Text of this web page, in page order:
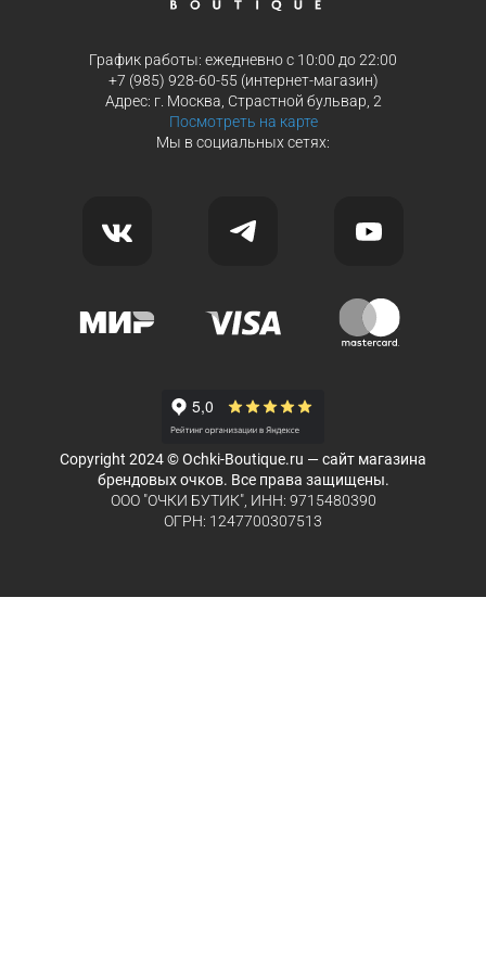
График работы: ежедневно с 10:00 до 22:00
+7 (985) 928-60-55 (интернет-магазин)
Адрес: г. Москва, Страстной бульвар, 2
Посмотреть на карте
Мы в социальных сетях:
Copyright 2024 © Ochki-Boutique.ru — сайт магазина
брендовых очков. Все права защищены.
ООО "ОЧКИ БУТИК", ИНН: 9715480390
ОГРН: 1247700307513